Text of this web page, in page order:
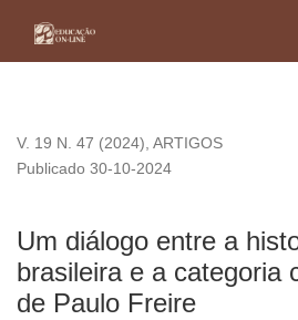
V. 19 N. 47 (2024), ARTIGOS
Um diálogo entre a
brasileira e a categoria
de Paulo Freire
Publicado 30-10-2024